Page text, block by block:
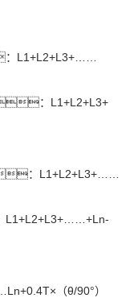
L1+L2+L3+……
：L1+L2+L3+
：L1+L2+L3+……
（θ/90°）